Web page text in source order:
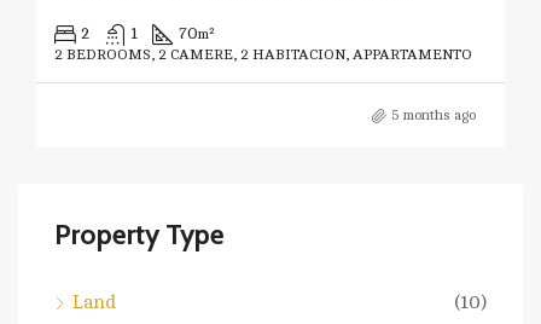
2 1 70m²
2 BEDROOMS, 2 CAMERE, 2 HABITACION, APPARTAMENTO
5 months ago
Property Type
Land
(10)